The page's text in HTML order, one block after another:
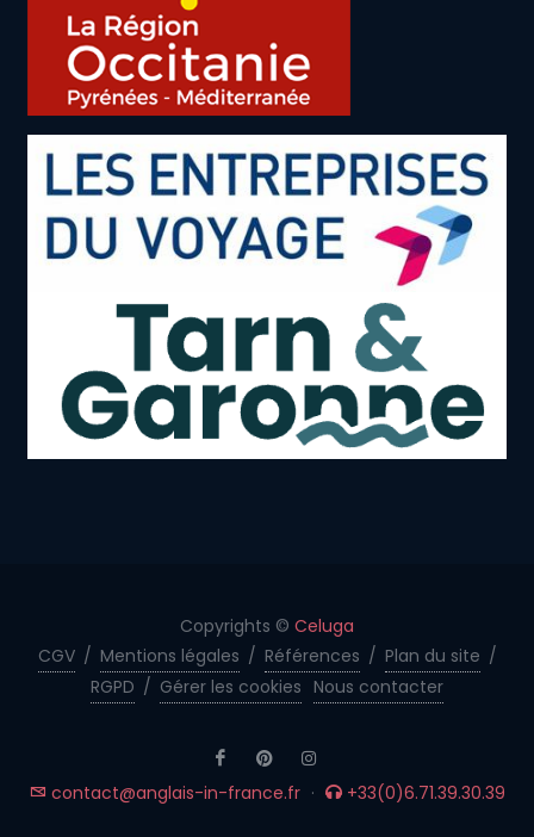
Copyrights © Celuga
CGV / Mentions légales / Références / Plan du site /
RGPD / Gérer les cookies Nous contacter
contact@anglais-in-france.fr · +33(0)6.71.39.30.39